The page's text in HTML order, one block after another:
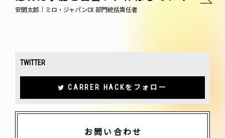
安間太郎｜ミロ・ジャパンCX 部門統括責任者
TWITTER
CARRER HACKをフォロー
お問い合わせ